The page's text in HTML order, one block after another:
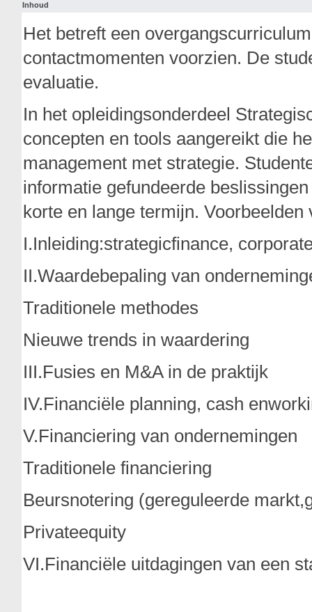
Inhoud
Het betreft een
contactmomenten voorzien. De
evaluatie.
In het opleidingsonderdeel
concepten en tools aangereikt die
management met strategie.
informatie gefundeerde
korte en lange termijn. Voorbeelden
I.Inleiding:strategicfinance,
II.Waardebepaling van
Traditionele methodes
Nieuwe trends in waardering
III.Fusies en M&A in de praktijk
IV.Financiële planning, cash
V.Financiering van ondernemingen
Traditionele financiering
Beursnotering (gereguleerde
Privateequity
VI.Financiële uitdagingen van een